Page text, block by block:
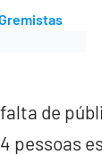
de
pessoas